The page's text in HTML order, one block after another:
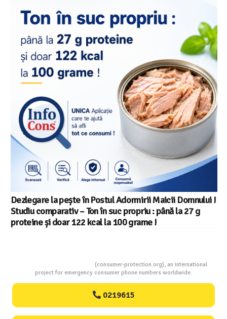
Salariul minim in Europa in 2026 – Romania pe locul 20
din 22 in UE
(consumer-protection.org), an international
project for emergency consumer phone numbers worldwide.
0219615